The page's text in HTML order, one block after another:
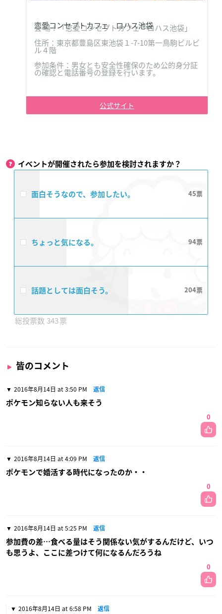
恋愛コンセプトカフェ ロハス池袋
会 場：「恋愛コンセプトカフェ ロハス池袋」
住所：東京都豊島区東池袋１-7-10第一鳥駒ビルビ
ル４階
参加条件：男女とも安全性確保のため公的身分証
の確認と電話番号の登録を行います。
公式サイト
イベントが開催されたら参加を検討されますか？
面白そうなので、参加したい。 45
ちょっと気になる。 94
話題としては面白そう。 204
343
皆のコメント
2016年8月14日 at 3:50 PM 返信
ポケモン知らない人も来そう
0
2016年8月14日 at 4:09 PM 返信
ポケモンで婚活する時代になったのか・・
0
2016年8月14日 at 5:25 PM 返信
参加費の差…食べる量はそう関係ない気がするんだけど、いつ
も思うよ、ここに差つけて何になるんだろうね
0
2016年8月14日 at 6:58 PM 返信